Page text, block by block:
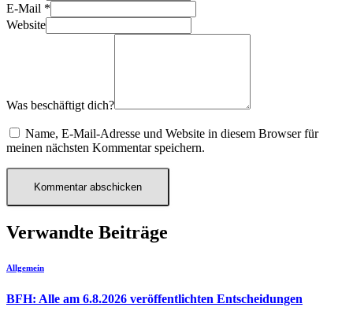
E-Mail *
Website
Was beschäftigt dich?
Name, E-Mail-Adresse und Website in diesem Browser für
meinen nächsten Kommentar speichern.
Verwandte Beiträge
Allgemein
BFH: Alle am 6.8.2026 veröffentlichten Entscheidungen